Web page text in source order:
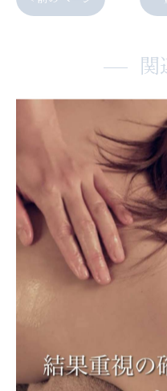
カテゴ
全ての
ヘッドス
子連れ